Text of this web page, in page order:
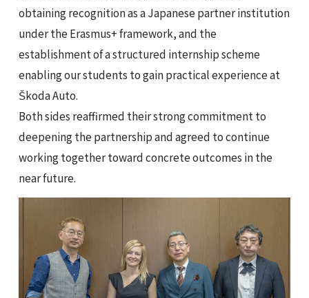
obtaining recognition as a Japanese partner institution
under the Erasmus+ framework, and the
establishment of a structured internship scheme
enabling our students to gain practical experience at
Škoda Auto.
Both sides reaffirmed their strong commitment to
deepening the partnership and agreed to continue
working together toward concrete outcomes in the
near future.